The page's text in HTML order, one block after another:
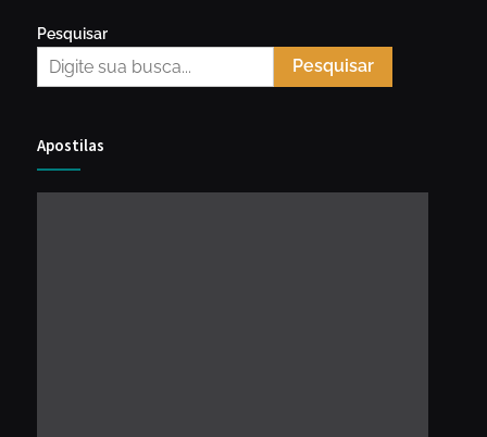
Pesquisar
Pesquisar
Apostilas